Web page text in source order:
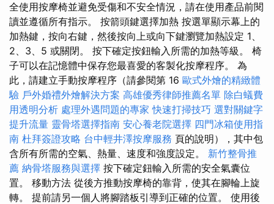
全使用按摩椅並避免受傷和不安全情況，請在使用產品前閱
讀並遵循所有指示。 按箭頭鍵選擇加熱 按選單顯示幕上的
加熱鍵，按向右鍵，然後按向上或向下鍵瀏覽加熱設定 1、
2、3、5 或關閉。 按下確定按鈕輸入所需的加熱等級。 椅
子可以在記憶體中保存您最喜愛的客製化按摩程序。 為
此，請建立手動按摩程序（請參閱第 16 歐式外燴的精緻體
驗 戶外婚禮外燴解決方案 高雄優秀律師推薦名單 除白蟻費
用透明分析 處理外遇問題的專家 快速打掃技巧 選對關鍵字
提升流量 靈骨塔選擇指南 安心養老院選擇 四門冰箱使用指
南 杜拜簽證攻略 台中輕井澤按摩服務 頁的說明），其中包
含所有所需的空氣、熱量、速度和強度設定。 新竹整骨推
薦 納骨塔服務與選擇 按下確定鈕輸入所需的安全氣囊位
置。 移動方法 從後方推動按摩椅的靠背，使其在腳輪上旋
轉。 提前請另一個人將腳踏板引導到正確的位置。 使用後